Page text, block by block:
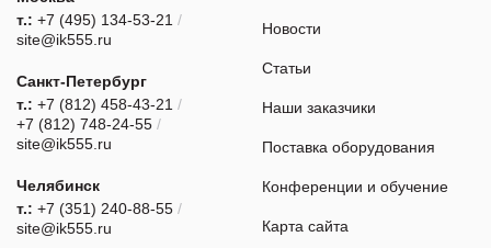
т.: +7 (495) 134-53-21 /
site@ik555.ru
Санкт-Петербург
т.: +7 (812) 458-43-21 /
+7 (812) 748-24-55 /
site@ik555.ru
Челябинск
т.: +7 (351) 240-88-55 /
site@ik555.ru
Новости
Статьи
Наши заказчики
Поставка оборудования
Конференции и обучение
Карта сайта